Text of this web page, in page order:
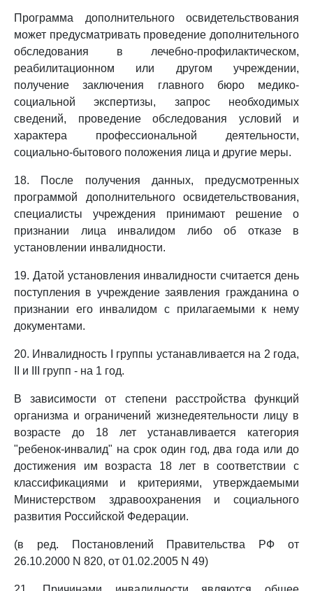
Программа дополнительного освидетельствования
может предусматривать проведение дополнительного
обследования в лечебно-профилактическом,
реабилитационном или другом учреждении,
получение заключения главного бюро медико-
социальной экспертизы, запрос необходимых
сведений, проведение обследования условий и
характера профессиональной деятельности,
социально-бытового положения лица и другие меры.
18. После получения данных, предусмотренных
программой дополнительного освидетельствования,
специалисты учреждения принимают решение о
признании лица инвалидом либо об отказе в
установлении инвалидности.
19. Датой установления инвалидности считается день
поступления в учреждение заявления гражданина о
признании его инвалидом с прилагаемыми к нему
документами.
20. Инвалидность I группы устанавливается на 2 года,
II и III групп - на 1 год.
В зависимости от степени расстройства функций
организма и ограничений жизнедеятельности лицу в
возрасте до 18 лет устанавливается категория
"ребенок-инвалид" на срок один год, два года или до
достижения им возраста 18 лет в соответствии с
классификациями и критериями, утверждаемыми
Министерством здравоохранения и социального
развития Российской Федерации.
(в ред. Постановлений Правительства РФ от
26.10.2000 N 820, от 01.02.2005 N 49)